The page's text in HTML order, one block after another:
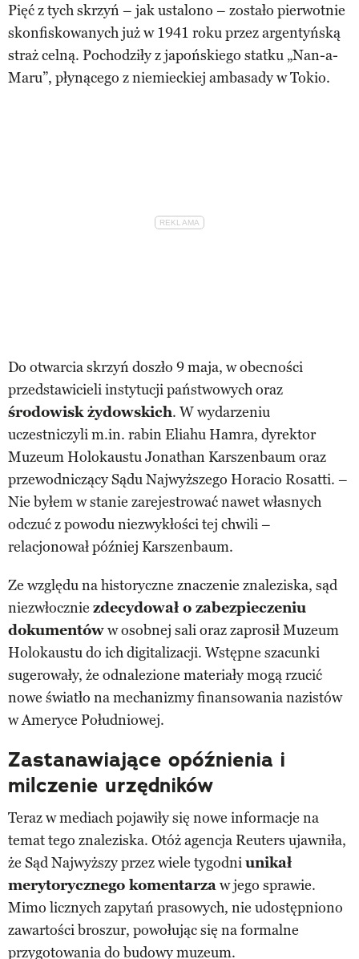
Pięć z tych skrzyń – jak ustalono – zostało pierwotnie
skonfiskowanych już w 1941 roku przez argentyńską
straż celną. Pochodziły z japońskiego statku „Nan-a-
Maru”, płynącego z niemieckiej ambasady w Tokio.
Do otwarcia skrzyń doszło 9 maja, w obecności
przedstawicieli instytucji państwowych oraz
środowisk żydowskich. W wydarzeniu
uczestniczyli m.in. rabin Eliahu Hamra, dyrektor
Muzeum Holokaustu Jonathan Karszenbaum oraz
przewodniczący Sądu Najwyższego Horacio Rosatti. –
Nie byłem w stanie zarejestrować nawet własnych
odczuć z powodu niezwykłości tej chwili –
relacjonował później Karszenbaum.
Ze względu na historyczne znaczenie znaleziska, sąd
niezwłocznie zdecydował o zabezpieczeniu
dokumentóww osobnej sali oraz zaprosił Muzeum
Holokaustu do ich digitalizacji. Wstępne szacunki
sugerowały, że odnalezione materiały mogą rzucić
nowe światło na mechanizmy finansowania nazistów
w Ameryce Południowej.
Zastanawiające opóźnienia i
milczenie urzędników
Teraz w mediach pojawiły się nowe informacje na
temat tego znaleziska. Otóż agencja Reuters ujawniła,
że Sąd Najwyższy przez wiele tygodniunikał
merytorycznego komentarzaw jego sprawie.
Mimo licznych zapytań prasowych, nie udostępniono
zawartości broszur, powołując się na formalne
przygotowania do budowy muzeum.